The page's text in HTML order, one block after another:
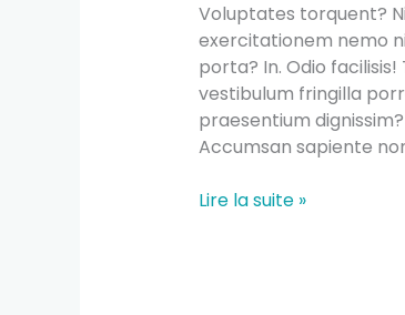
Voluptates torquent?
exercitationem nemo
porta? In. Odio
vestibulum fringilla
praesentium
Accumsan sapiente
Lire la suite »